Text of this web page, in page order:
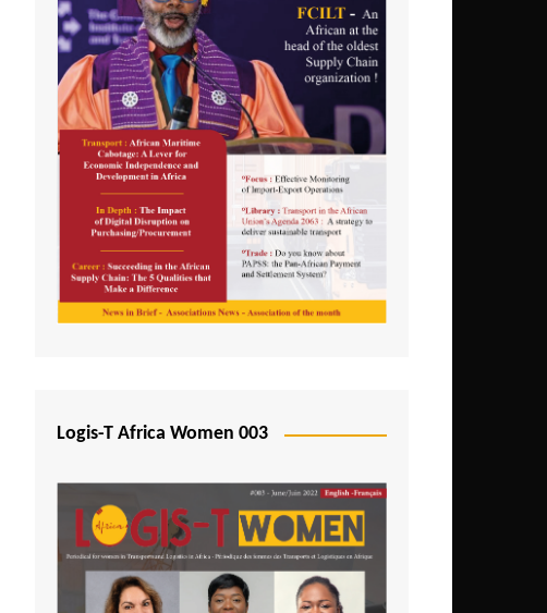
Logis-T Africa Women 003